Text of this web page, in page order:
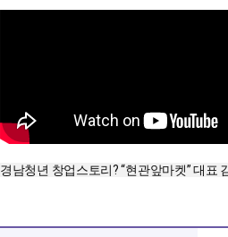
경남청년 창업스토리? “현관앞마켓” 대표